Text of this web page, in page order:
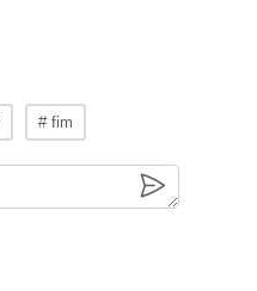
# fim